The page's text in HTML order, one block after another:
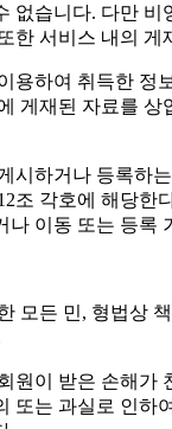
없습니다. 다만 비
한 서비스 내의 게
용하여 취득한 정
게재된 자료를 상
시하거나 등록하
조 각호에 해당한
나 이동 또는 등록
모든 민, 형법상
원이 받은 손해가
또는 과실로 인하